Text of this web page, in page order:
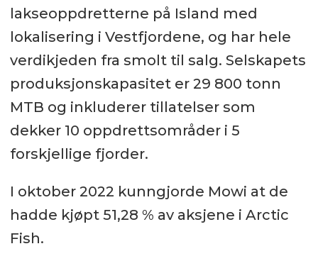
lakseoppdretterne på Island med
lokalisering i Vestfjordene, og har hele
verdikjeden fra smolt til salg. Selskapets
produksjonskapasitet er 29 800 tonn
MTB og inkluderer tillatelser som
dekker 10 oppdrettsområder i 5
forskjellige fjorder.
I oktober 2022 kunngjorde Mowi at de
hadde kjøpt 51,28 % av aksjene i Arctic
Fish.